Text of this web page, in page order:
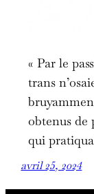
« Par le
trans
obtenus de
qui
avril 25, 2024